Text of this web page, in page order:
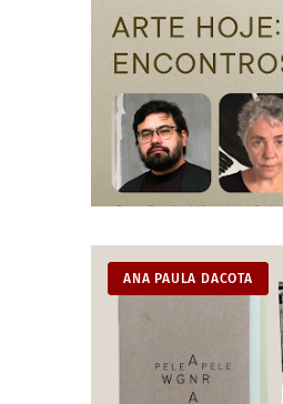
ANA PAULA DACOTA